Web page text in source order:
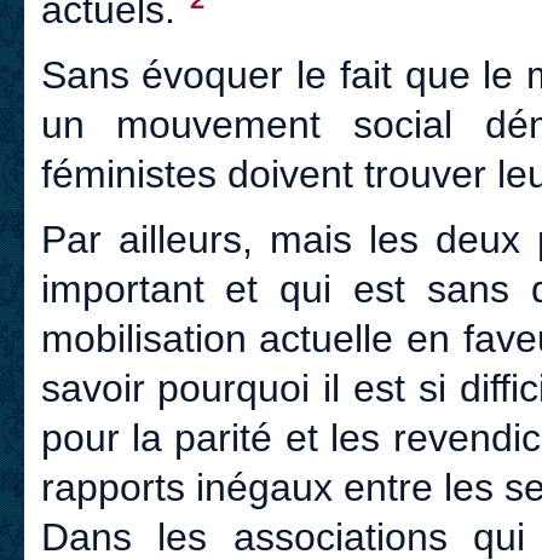
actuels.
Sans évoquer le fait que le
un mouvement social
féministes doivent trouver
Par ailleurs, mais les
important et qui est sans
mobilisation actuelle en
savoir pourquoi il est si
pour la parité et les
rapports inégaux entre les
Dans les associations